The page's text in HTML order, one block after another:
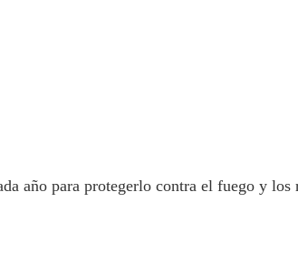
año para protegerlo contra el fuego y los